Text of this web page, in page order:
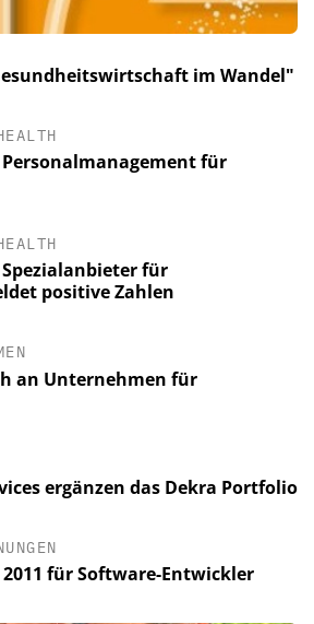
im Wandel"
Personalmanagement für
für
positive Zahlen
an Unternehmen für
ergänzen das Dekra Portfolio
für Software-Entwickler